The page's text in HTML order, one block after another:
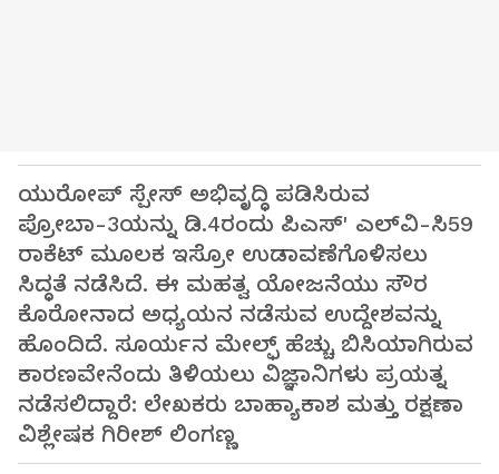
ಯುರೋಪ್ ಸ್ಪೇಸ್ ಅಭಿವೃದ್ಧಿ ಪಡಿಸಿರುವ
ಪ್ರೋಬಾ-3ಯನ್ನು ಡಿ.4ರಂದು ಪಿಎಸ್' ಎಲ್‌ವಿ-ಸಿ59
ರಾಕೆಟ್ ಮೂಲಕ ಇಸ್ರೋ ಉಡಾವಣೆಗೊಳಿಸಲು
ಸಿದ್ಧತೆ ನಡೆಸಿದೆ. ಈ ಮಹತ್ವ ಯೋಜನೆಯು ಸೌರ
ಕೊರೋನಾದ ಅಧ್ಯಯನ ನಡೆಸುವ ಉದ್ದೇಶವನ್ನು
ಹೊಂದಿದೆ. ಸೂರ್ಯನ ಮೇಲ್ಫ್ ಹೆಚ್ಚು ಬಿಸಿಯಾಗಿರುವ
ಕಾರಣವೇನೆಂದು ತಿಳಿಯಲು ವಿಜ್ಞಾನಿಗಳು ಪ್ರಯತ್ನ
ನಡೆಸಲಿದ್ದಾರೆ: ಲೇಖಕರು ಬಾಹ್ಯಾಕಾಶ ಮತ್ತು ರಕ್ಷಣಾ
ವಿಶ್ಲೇಷಕ ಗಿರೀಶ್‌ ಲಿಂಗಣ್ಣ